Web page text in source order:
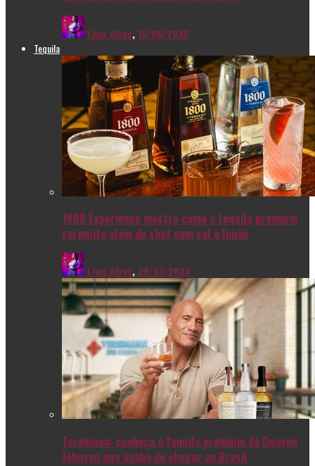
Livia Alves,16/06/2026
Tequila
1800 Experience mostra como a tequila premium
vai muito além do shot com sal e limão
Livia Alves, 28/07/2026
Teremana: conheça a tequila premium de Dwayne
Johnson que acaba de chegar ao Brasil